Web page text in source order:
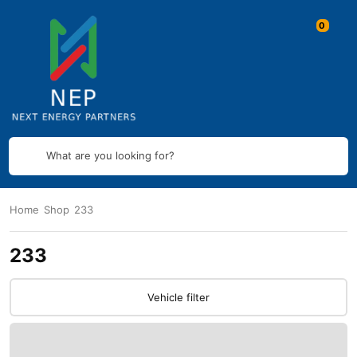
What are you looking for?
Home Shop 233
233
Vehicle filter